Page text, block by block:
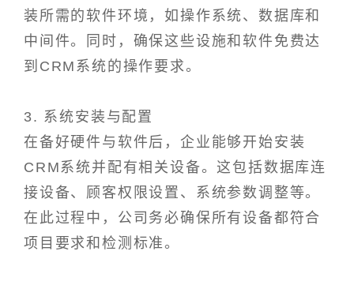
装所需的软件环境，如操作系统、数据库和
中间件。同时，确保这些设施和软件免费达
到CRM系统的操作要求。
3. 系统安装与配置
在备好硬件与软件后，企业能够开始安装
CRM系统并配有相关设备。这包括数据库连
接设备、顾客权限设置、系统参数调整等。
在此过程中，公司务必确保所有设备都符合
项目要求和检测标准。